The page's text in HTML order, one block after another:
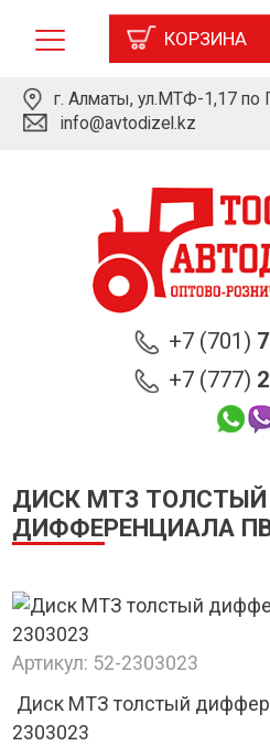
КОРЗИНА
г. Алматы, ул.МТФ-1,17 по
info@avtodizel.kz
+7 (701)
+7 (777)
ДИСК МТЗ ТОЛСТЫЙ
ДИФФЕРЕНЦИАЛА
Артикул: 52-2303023
Диск МТЗ толстый
2303023